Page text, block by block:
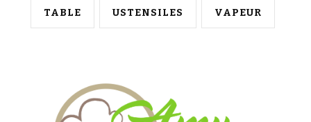
TABLE USTENSILES VAPEUR